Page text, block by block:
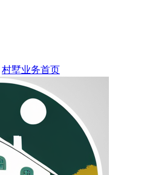
村墅业务首页